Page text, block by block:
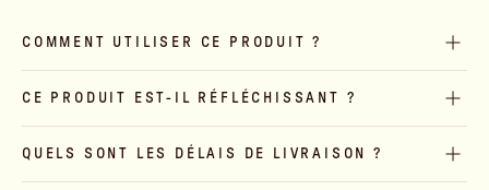
COMMENT UTILISER CE PRODUIT ?
CE PRODUIT EST-IL RÉFLÉCHISSANT ?
QUELS SONT LES DÉLAIS DE LIVRAISON ?